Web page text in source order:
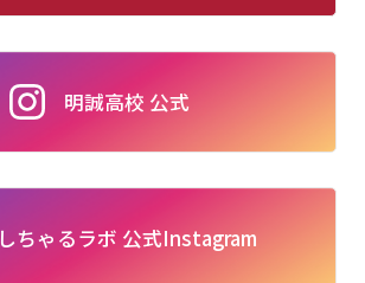
明誠高校 公式
しちゃるラボ 公式Instagram